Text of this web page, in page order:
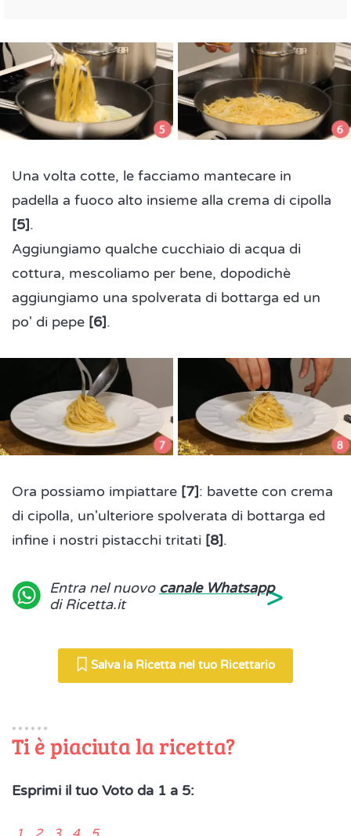
Una volta cotte, le facciamo mantecare in
padella a fuoco alto insieme alla crema di cipolla
[5].
Aggiungiamo qualche cucchiaio di acqua di
cottura, mescoliamo per bene, dopodichè
aggiungiamo una spolverata di bottarga ed un
po' di pepe [6].
Ora possiamo impiattare [7]: bavette con crema
di cipolla, un'ulteriore spolverata di bottarga ed
infine i nostri pistacchi tritati [8].
Entra nel nuovo canale Whatsapp
di Ricetta.it
>
Salva la Ricetta nel tuo Ricettario
Ti è piaciuta la ricetta?
Esprimi il tuo Voto da 1 a 5: